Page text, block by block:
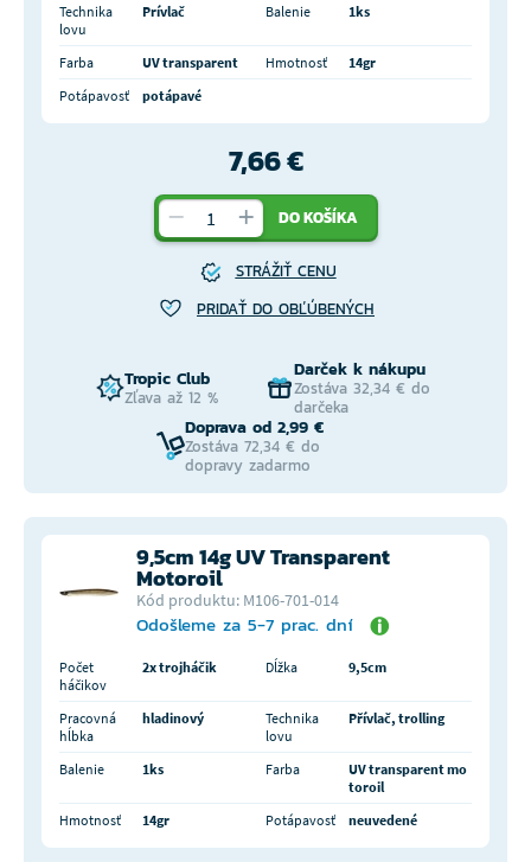
Technika
lovu
Prívlač Balenie 1ks
Farba UV transparent Hmotnosť
14gr
Potápavosť
potápavé
7,66 €
DO KOŠÍKA
STRÁŽIŤ CENU
PRIDAŤ DO OBĽÚBENÝCH
Tropic Club
Zľava až 12 %
Darček k nákupu
Zostáva 32,34 € do
darčeka
Doprava od 2,99 €
Zostáva 72,34 € do
dopravy zadarmo
9,5cm 14g UV Transparent
Motoroil
Kód produktu: M106-701-014
Odošleme za 5-7 prac. dní
Počet
háčikov
2x trojháčik Dĺžka 9,5cm
Pracovná
hĺbka
hladinový
Technika
lovu
Přívlač, trolling
Balenie 1ks Farba
UV transparent mo
toroil
Hmotnosť
14gr Potápavosť neuvedené